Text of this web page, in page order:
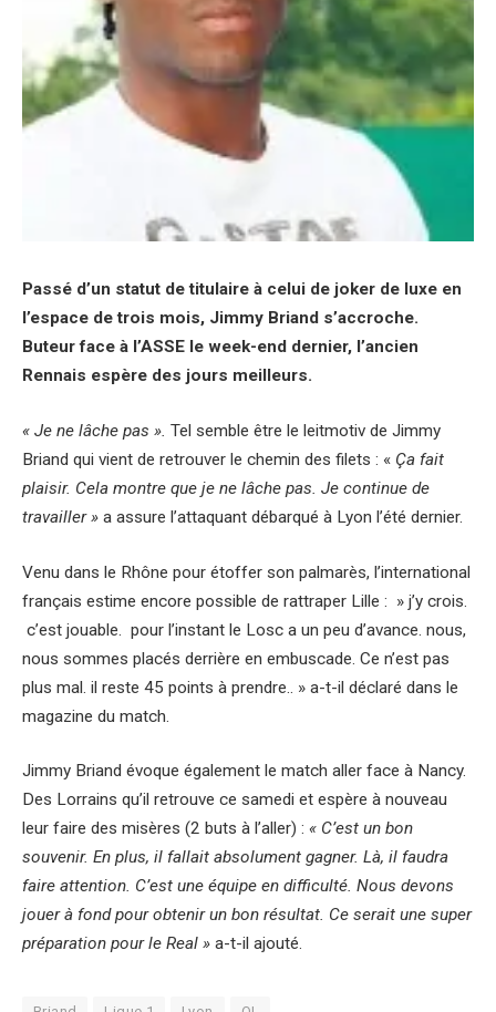
Passé d’un statut de titulaire à celui de joker de luxe en
l’espace de trois mois, Jimmy Briand s’accroche.
Buteur face à l’ASSE le week-end dernier, l’ancien
Rennais espère des jours meilleurs.
« Je ne lâche pas ». Tel semble être le leitmotiv de Jimmy
Briand qui vient de retrouver le chemin des filets : « Ça fait
plaisir. Cela montre que je ne lâche pas. Je continue de
travailler » a assure l’attaquant débarqué à Lyon l’été dernier.
Venu dans le Rhône pour étoffer son palmarès, l’international
français estime encore possible de rattraper Lille : » j’y crois.
c’est jouable. pour l’instant le Losc a un peu d’avance. nous,
nous sommes placés derrière en embuscade. Ce n’est pas
plus mal. il reste 45 points à prendre.. » a-t-il déclaré dans le
magazine du match.
Jimmy Briand évoque également le match aller face à Nancy.
Des Lorrains qu’il retrouve ce samedi et espère à nouveau
leur faire des misères (2 buts à l’aller) : « C’est un bon
souvenir. En plus, il fallait absolument gagner. Là, il faudra
faire attention. C’est une équipe en difficulté. Nous devons
jouer à fond pour obtenir un bon résultat. Ce serait une super
préparation pour le Real » a-t-il ajouté.